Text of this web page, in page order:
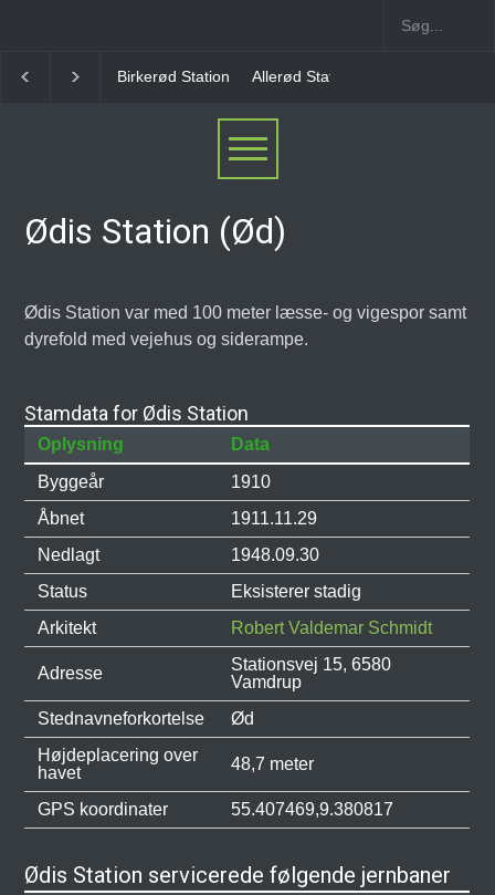
Birkerød Station Allerød Station Favrholm Station
Ødis Station (Ød)
Ødis Station var med 100 meter læsse- og vigespor samt
dyrefold med vejehus og siderampe.
Stamdata for Ødis Station
Oplysning
Data
Byggeår
1910
Åbnet
1911.11.29
Nedlagt
1948.09.30
Status
Eksisterer stadig
Arkitekt
Robert Valdemar Schmidt
Adresse
Stationsvej 15, 6580
Vamdrup
Stednavneforkortelse
Ød
Højdeplacering over
havet
48,7 meter
GPS koordinater 55.407469,9.380817
Ødis Station servicerede følgende jernbaner